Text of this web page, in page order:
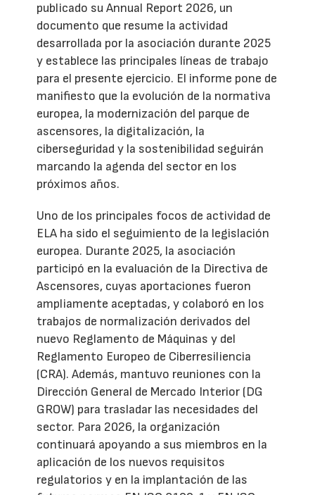
publicado su Annual Report 2026, un
documento que resume la actividad
desarrollada por la asociación durante 2025
y establece las principales líneas de trabajo
para el presente ejercicio. El informe pone de
manifiesto que la evolución de la normativa
europea, la modernización del parque de
ascensores, la digitalización, la
ciberseguridad y la sostenibilidad seguirán
marcando la agenda del sector en los
próximos años.
Uno de los principales focos de actividad de
ELA ha sido el seguimiento de la legislación
europea. Durante 2025, la asociación
participó en la evaluación de la Directiva de
Ascensores, cuyas aportaciones fueron
ampliamente aceptadas, y colaboró en los
trabajos de normalización derivados del
nuevo Reglamento de Máquinas y del
Reglamento Europeo de Ciberresiliencia
(CRA). Además, mantuvo reuniones con la
Dirección General de Mercado Interior (DG
GROW) para trasladar las necesidades del
sector. Para 2026, la organización
continuará apoyando a sus miembros en la
aplicación de los nuevos requisitos
regulatorios y en la implantación de las